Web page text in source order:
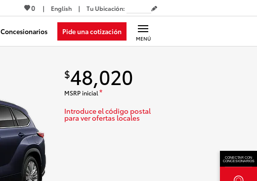
0 English Tu Ubicación:
Concesionarios Pide una cotización
MENÚ
$48,020
MSRP inicial*
Introduce el código postal
para ver ofertas locales
CONECTAR CON
CONCESIONARIOS